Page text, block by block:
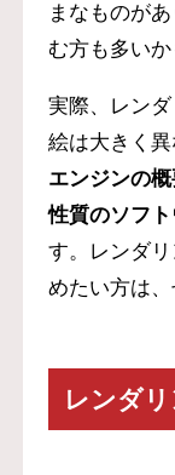
まなものが
む方も多いか
実際、レン
絵は大きく異
エンジンの
性質のソフ
す。レンダ
めたい方は、
レンダ